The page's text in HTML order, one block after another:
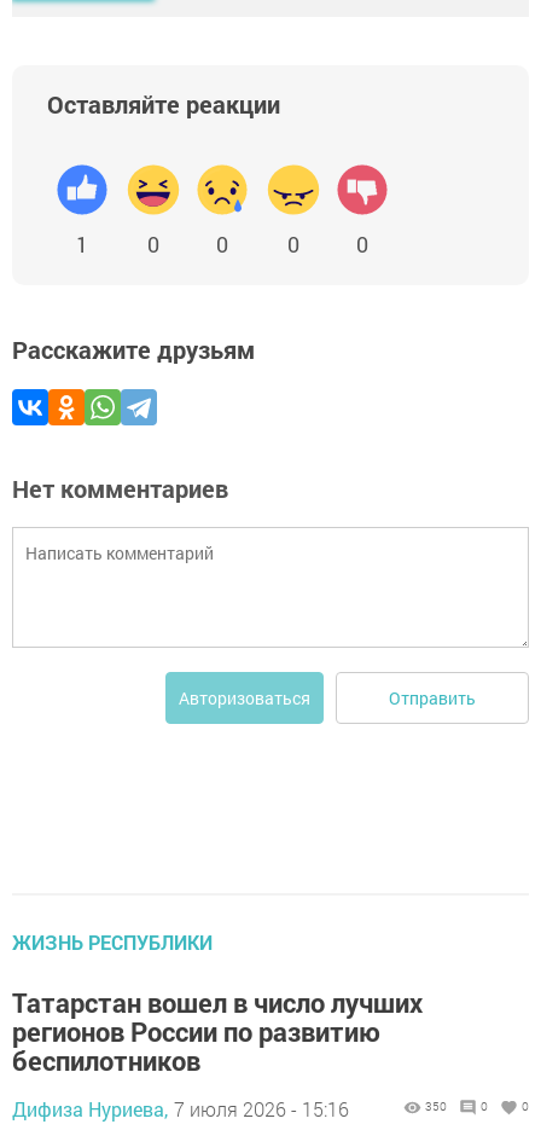
Оставляйте реакции
1 0 0 0 0
Расскажите друзьям
Нет комментариев
Авторизоваться Отправить
ЖИЗНЬ РЕСПУБЛИКИ
Татарстан вошел в число лучших
регионов России по развитию
беспилотников
Дифиза Нуриева, 7 июля 2026 - 15:16 350 0 0